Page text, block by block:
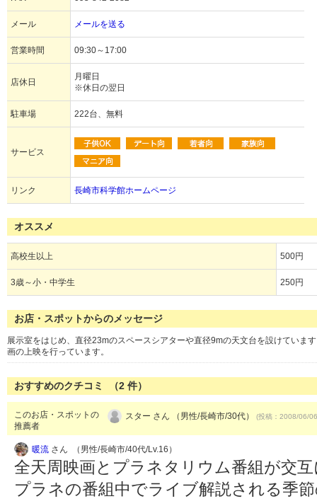
メール メールを送る
営業時間 09:30～17:00
店休日
月曜日
※休日の翌日
駐車場 222台、無料
サービス
リンク 長崎市科学館ホームページ
オススメ
高校生以上 500円
3歳～小・中学生 250円
お店・スポットからのメッセージ
展示室をはじめ、直径23mのスペースシアターや直径9mの天文台を設けていま
画の上映を行っています。
おすすめのクチコミ （2 件）
このお店・スポットの
推薦者
スター さん （男性/長崎市/30代） (投稿：2008/06/
暖流 さん （男性/長崎市/40代/Lv.16）
全天周映画とプラネタリウム番組が交
プラネの番組中でライブ解説される季